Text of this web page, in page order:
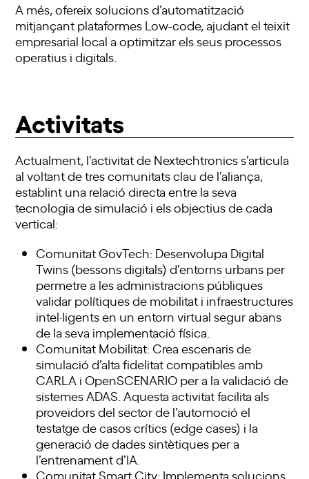
A més, ofereix solucions d’automatització
mitjançant plataformes Low-code, ajudant el teixit
empresarial local a optimitzar els seus processos
operatius i digitals.
Activitats
Actualment, l’activitat de Nextechtronics s’articula
al voltant de tres comunitats clau de l’aliança,
establint una relació directa entre la seva
tecnologia de simulació i els objectius de cada
vertical:
Comunitat GovTech: Desenvolupa Digital
Twins (bessons digitals) d’entorns urbans per
permetre a les administracions públiques
validar polítiques de mobilitat i infraestructures
intel·ligents en un entorn virtual segur abans
de la seva implementació física.
Comunitat Mobilitat: Crea escenaris de
simulació d’alta fidelitat compatibles amb
CARLA i OpenSCENARIO per a la validació de
sistemes ADAS. Aquesta activitat facilita als
proveïdors del sector de l’automoció el
testatge de casos crítics (edge cases) i la
generació de dades sintètiques per a
l’entrenament d’IA.
Comunitat Smart City: Implementa solucions